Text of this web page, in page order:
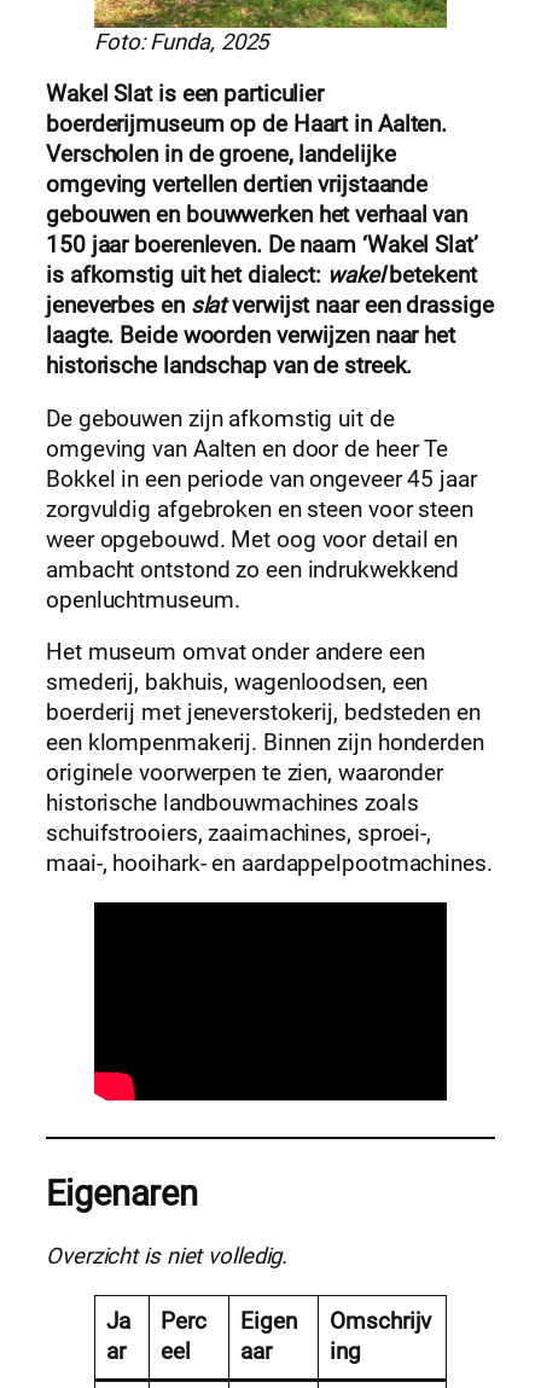
Foto: Funda, 2025
Wakel Slat is een particulier
boerderijmuseum op de Haart in Aalten.
Verscholen in de groene, landelijke
omgeving vertellen dertien vrijstaande
gebouwen en bouwwerken het verhaal van
150 jaar boerenleven. De naam ‘Wakel Slat’
is afkomstig uit het dialect: wakelbetekent
jeneverbes en slatverwijst naar een drassige
laagte. Beide woorden verwijzen naar het
historische landschap van de streek.
De gebouwen zijn afkomstig uit de
omgeving van Aalten en door de heer Te
Bokkel in een periode van ongeveer 45 jaar
zorgvuldig afgebroken en steen voor steen
weer opgebouwd. Met oog voor detail en
ambacht ontstond zo een indrukwekkend
openluchtmuseum.
Het museum omvat onder andere een
smederij, bakhuis, wagenloodsen, een
boerderij met jeneverstokerij, bedsteden en
een klompenmakerij. Binnen zijn honderden
originele voorwerpen te zien, waaronder
historische landbouwmachines zoals
schuifstrooiers, zaaimachines, sproei-,
maai-, hooihark- en aardappelpootmachines.
Eigenaren
Overzicht is niet volledig.
Ja
ar
Perc
eel
Eigen
aar
Omschrijv
ing